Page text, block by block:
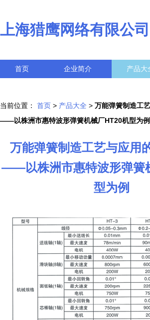
上海猎鹰网络有限公司
首页 企业简介 产品大
当前位置： 首页 > 产品大全 > 万能弹簧制造工
——以株洲市惠特波形弹簧机械厂HT20机型为例
万能弹簧制造工艺与应用
——以株洲市惠特波形弹簧
型为例